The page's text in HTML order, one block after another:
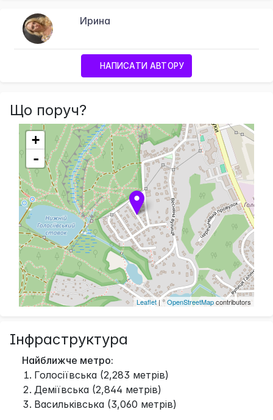
Ирина
НАПИСАТИ АВТОРУ
Що поруч?
+
-
Leaflet| ©OpenStreetMapcontributors
Інфраструктура
Найближче метро:
Голосіївська (2,283 метрів)
Деміївська (2,844 метрів)
Васильківська (3,060 метрів)